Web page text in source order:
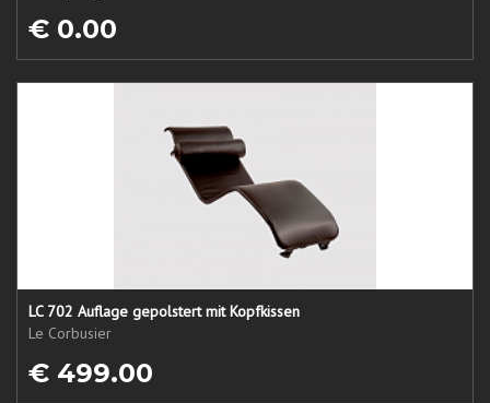
€ 0.00
LC 702 Auflage gepolstert mit Kopfkissen
Le Corbusier
€ 499.00